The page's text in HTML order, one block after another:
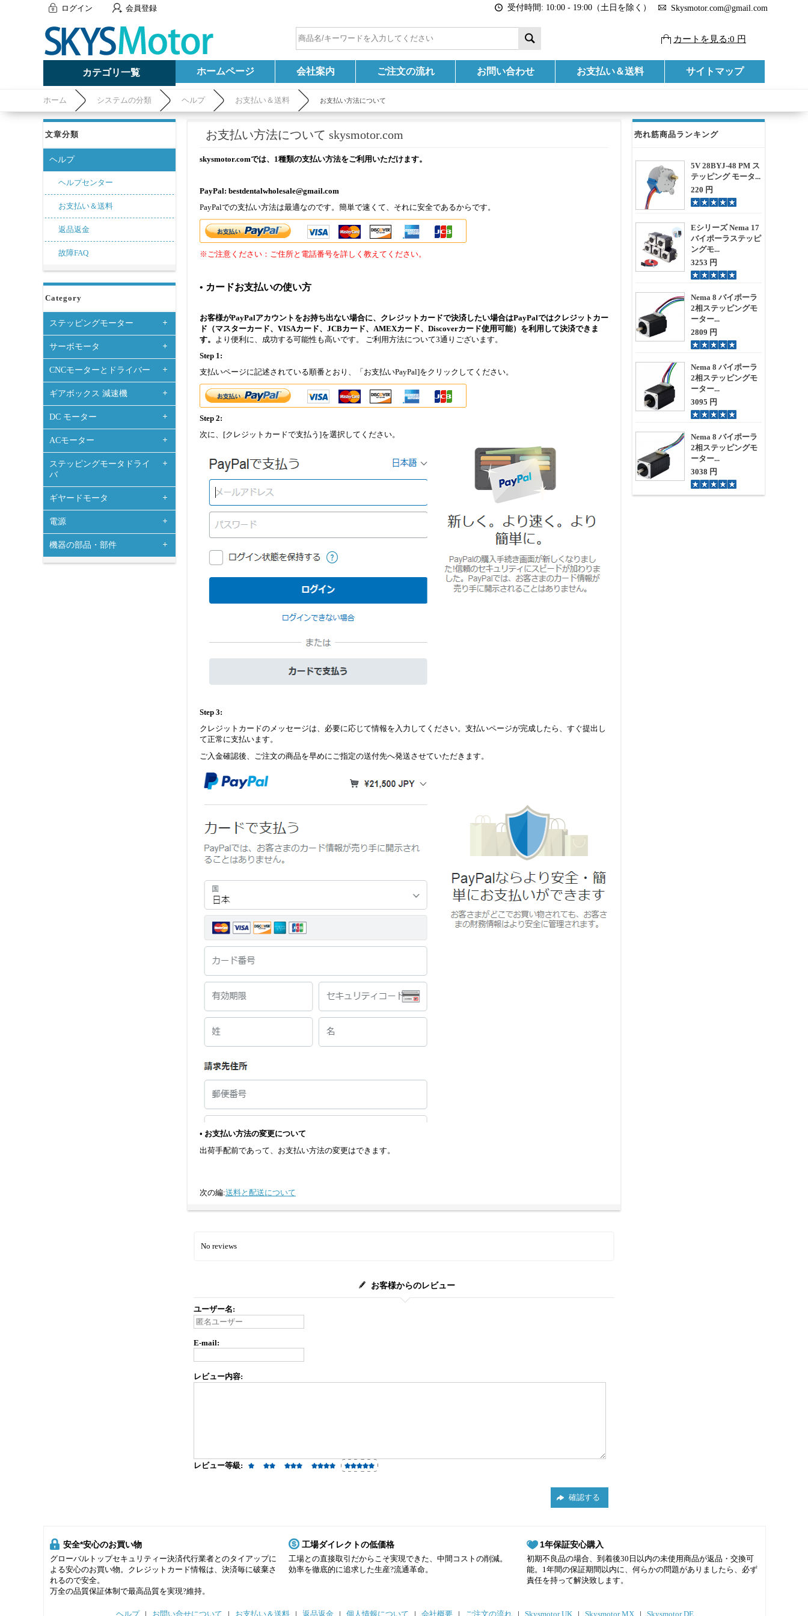
ログイン 会員登録 受付時間: 10:00 - 19:00（土日を除く） Skysmotor.com@gmail.com
カートを見る:0 円
カテゴリ一覧 ホームページ 会社案内 ご注文の流れ お問い合わせ お支払い＆送料 サイトマップ
ホーム システムの分類 ヘルプ お支払い＆送料 お支払い方法について
文章分類
ヘルプ
ヘルプセンター
お支払い＆送料
返品返金
故障FAQ
Category
ステッピングモーター
サーボモータ
CNCモーターとドライバー
ギアボックス 減速機
DC モーター
ACモーター
ステッピングモータドライ
バ
ギヤードモータ
電源
機器の部品・部件
売れ筋商品ランキング
5V 28BYJ-48 PM ス
テッピング モータ...
220 円
Eシリーズ Nema 17
バイポーラステッピ
ングモ...
3253 円
Nema 8 バイポーラ
2相ステッピングモ
ーター...
2809 円
Nema 8 バイポーラ
2相ステッピングモ
ーター...
3095 円
Nema 8 バイポーラ
2相ステッピングモ
ーター...
3038 円
お支払い方法について skysmotor.com
skysmotor.comでは、1種類の支払い方法をご利用いただけます。
PayPal: bestdentalwholesale@gmail.com
PayPalでの支払い方法は最適なのです。簡単で速くて、それに安全であるからです。
※ご注意ください：ご住所と電話番号を詳しく教えてください。
• カードお支払いの使い方
お客様がPayPalアカウントをお持ち出ない場合に、クレジットカードで決済したい場合はPayPalではクレジットカー
ド（マスターカード、VISAカード、JCBカード、AMEXカード、Discoverカード使用可能）を利用して決済できま
す。 より便利に、成功する可能性も高いです。 ご利用方法について3通りございます。
Step 1:
支払いページに記述されている順番とおり、「お支払いPayPal]をクリックしてください。
Step 2:
次に、[クレジットカードで支払う]を選択してください。
Step 3:
クレジットカードのメッセージは、必要に応じて情報を入力してください。支払いページが完成したら、すぐ提出し
て正常に支払います。
ご入金確認後、ご注文の商品を早めにご指定の送付先へ発送させていただきます。
• お支払い方法の変更について
出荷手配前であって、お支払い方法の変更はできます。
次の編:送料と配送について
No reviews
お客様からのレビュー
ユーザー名:
E-mail:
レビュー内容:
レビュー等級:
安全*安心のお買い物
グローバルトップセキュリティー決済代行業者とのタイアップに
よる安心のお買い物。クレジットカード情報は、決済毎に破棄さ
れるので安全。
万全の品質保証体制で最高品質を実現?維持。
工場ダイレクトの低価格
工場との直接取引だからこそ実現できた、中間コストの削減。
効率を徹底的に追求した生産?流通革命。
1年保証安心購入
初期不良品の場合、到着後30日以内の未使用商品が返品・交換可
能。1年間の保証期間以内に、何らかの問題がありましたら、必ず
責任を持って解決致します。
ヘルプ | お問い合せについて | お支払い＆送料 | 返品返金 | 個人情報について | 会社概要 | ご注文の流れ | Skysmotor UK | Skysmotor MX | Skysmotor DE